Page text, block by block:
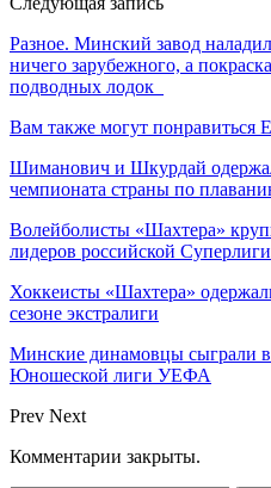
Разное. Минский завод
ничего зарубежного, а
подводных лодок
Вам также могут понравиться
Шиманович и Шкурдай
чемпионата страны по
Волейболисты «Шахтера»
лидеров российской Суперлиги
Хоккеисты «Шахтера»
сезоне экстралиги
Минские динамовцы сыграли
Юношеской лиги УЕФА
Prev Next
Комментарии закрыты.